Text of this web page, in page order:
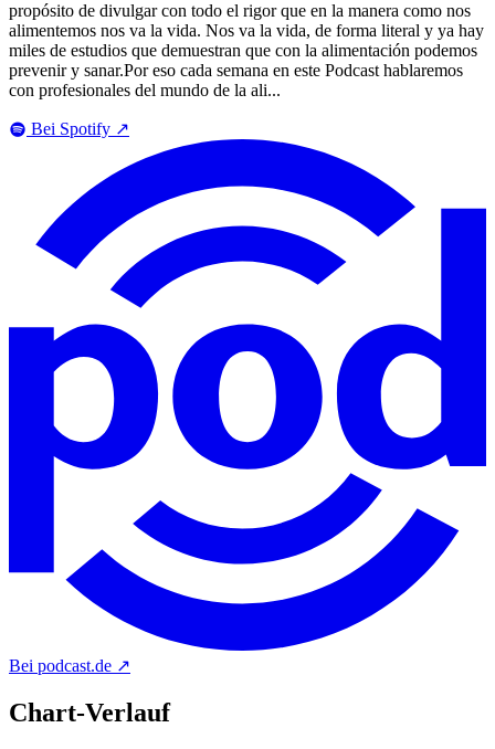
propósito de divulgar con todo el rigor que en la manera como nos
alimentemos nos va la vida. Nos va la vida, de forma literal y ya hay
miles de estudios que demuestran que con la alimentación podemos
prevenir y sanar.Por eso cada semana en este Podcast hablaremos
con profesionales del mundo de la ali...
Bei Spotify ↗
Bei podcast.de ↗
Chart-Verlauf